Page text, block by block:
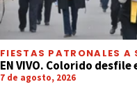
FIESTAS PATRONALES A
EN VIVO. Colorido
7 de agosto, 2026